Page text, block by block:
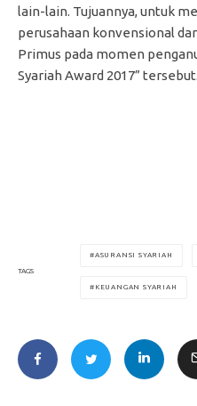
lain-lain. Tujuannya, untuk
perusahaan konvensional
Primus pada momen
Syariah Award 2017” tersebut.
TAGS
ASURANSI SYARIAH
KEUANGAN SYARIAH